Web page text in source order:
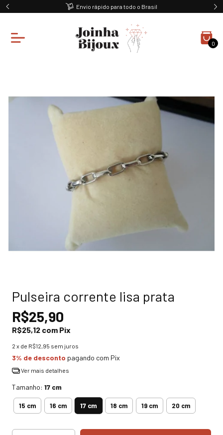
Envio rápido para todo o Brasil
0
Pulseira corrente lisa prata
R$25,90
R$25,12 com Pix
2 x de R$12,95 sem juros
3% de desconto pagando com Pix
Ver mais detalhes
Tamanho: 17 cm
15 cm 16 cm 17 cm 18 cm 19 cm 20 cm